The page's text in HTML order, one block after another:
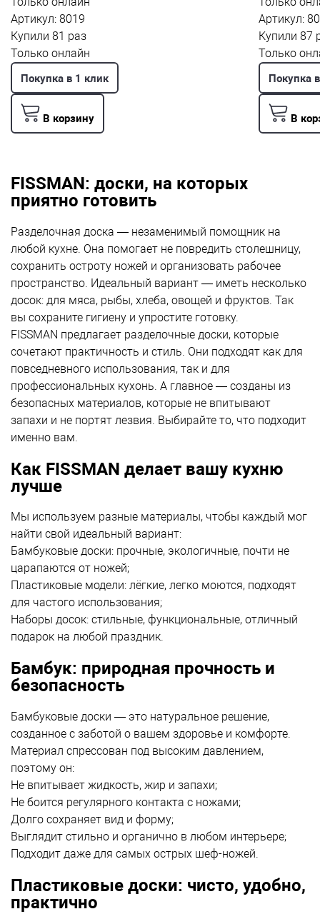
Артикул: 8019
Купили 81 раз
Только онлайн
Покупка в 1 клик
В корзину
Артикул:
Купили 87
Только
Покупка
В
FISSMAN: доски, на которых
приятно готовить
Разделочная доска — незаменимый помощник на
любой кухне. Она помогает не повредить столешницу,
сохранить остроту ножей и организовать рабочее
пространство. Идеальный вариант — иметь несколько
досок: для мяса, рыбы, хлеба, овощей и фруктов. Так
вы сохраните гигиену и упростите готовку.
FISSMAN предлагает разделочные доски, которые
сочетают практичность и стиль. Они подходят как для
повседневного использования, так и для
профессиональных кухонь. А главное — созданы из
безопасных материалов, которые не впитывают
запахи и не портят лезвия. Выбирайте то, что подходит
именно вам.
Как FISSMAN делает вашу кухню
лучше
Мы используем разные материалы, чтобы каждый мог
найти свой идеальный вариант:
Бамбуковые доски: прочные, экологичные, почти не
царапаются от ножей;
Пластиковые модели: лёгкие, легко моются, подходят
для частого использования;
Наборы досок: стильные, функциональные, отличный
подарок на любой праздник.
Бамбук: природная прочность и
безопасность
Бамбуковые доски — это натуральное решение,
созданное с заботой о вашем здоровье и комфорте.
Материал спрессован под высоким давлением,
поэтому он:
Не впитывает жидкость, жир и запахи;
Не боится регулярного контакта с ножами;
Долго сохраняет вид и форму;
Выглядит стильно и органично в любом интерьере;
Подходит даже для самых острых шеф-ножей.
Пластиковые доски: чисто, удобно,
практично